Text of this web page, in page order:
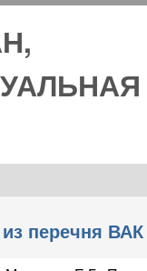
перечня ВАК